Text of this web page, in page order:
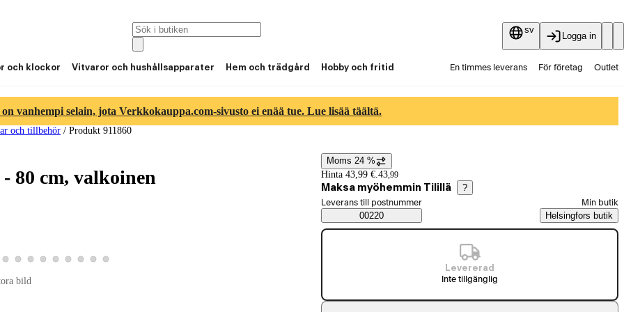
sv
Logga in
och klockor Vitvaror och hushållsapparater Hem och trädgård Hobby och fritid En timmes leverans För företag Outlet
on vanhempi selain, jota Verkkokauppa.com-sivusto ei enää tue. Lue lisää täältä.
och tillbehör / Produkt 911860
80 cm, valkoinen
7 8
produktbild 9
Visa produktbild 10
Visa produktbild 11
Visa produktbild 12
Visa produktbild 13
Visa produktbild 14
Visa produktbild 15
Visa produktbild 16
Visa produktbild 17
Visa produktbild 18
bild
Prisinformation
Moms 24 %
Hinta 43,99 €.43,99
Maksa myöhemmin Tilillä ?
Saatavuustiedot
Välj beställningssätt
Leverans till postnummer
00220
Min butik
Helsingfors butik
Levererad
Inte tillgänglig